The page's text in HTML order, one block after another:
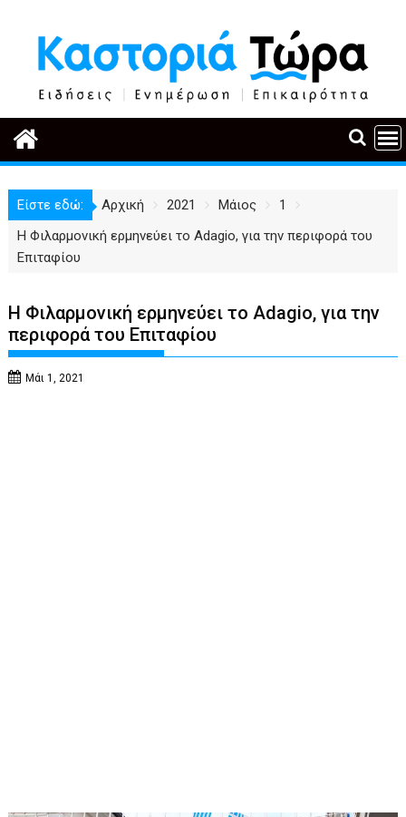
περιεχόμενο
Είστε εδώ: Αρχική 2021 Μάιος
1
Η Φιλαρμονική ερμηνεύει το Adagio, για την περιφορά του
Επιταφίου
Η Φιλαρμονική ερμηνεύει το Adagio, για την
περιφορά του Επιταφίου
Μάι 1, 2021